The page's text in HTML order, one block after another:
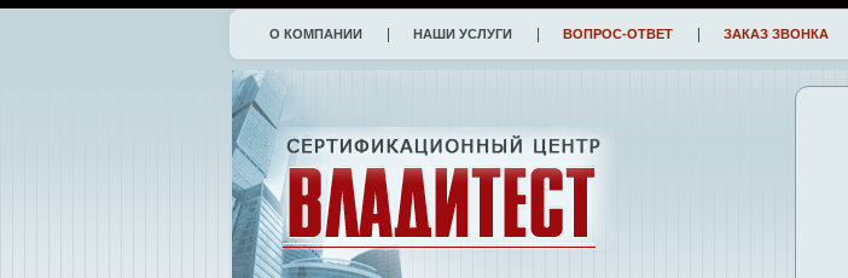
О КОМПАНИИ НАШИ УСЛУГИ ВОПРОС-ОТВЕТ ЗАКАЗ ЗВОНКА